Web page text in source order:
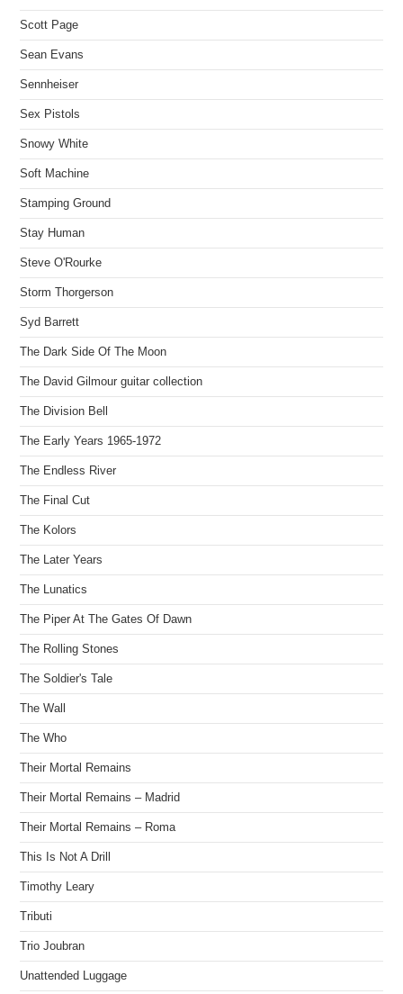
Scott Page
Sean Evans
Sennheiser
Sex Pistols
Snowy White
Soft Machine
Stamping Ground
Stay Human
Steve O'Rourke
Storm Thorgerson
Syd Barrett
The Dark Side Of The Moon
The David Gilmour guitar collection
The Division Bell
The Early Years 1965-1972
The Endless River
The Final Cut
The Kolors
The Later Years
The Lunatics
The Piper At The Gates Of Dawn
The Rolling Stones
The Soldier's Tale
The Wall
The Who
Their Mortal Remains
Their Mortal Remains – Madrid
Their Mortal Remains – Roma
This Is Not A Drill
Timothy Leary
Tributi
Trio Joubran
Unattended Luggage